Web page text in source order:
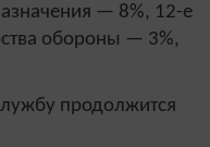
— 8%, 12-е
обороны — 3%,
продолжится